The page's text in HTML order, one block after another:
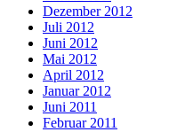
Dezember 2012
Juli 2012
Juni 2012
Mai 2012
April 2012
Januar 2012
Juni 2011
Februar 2011